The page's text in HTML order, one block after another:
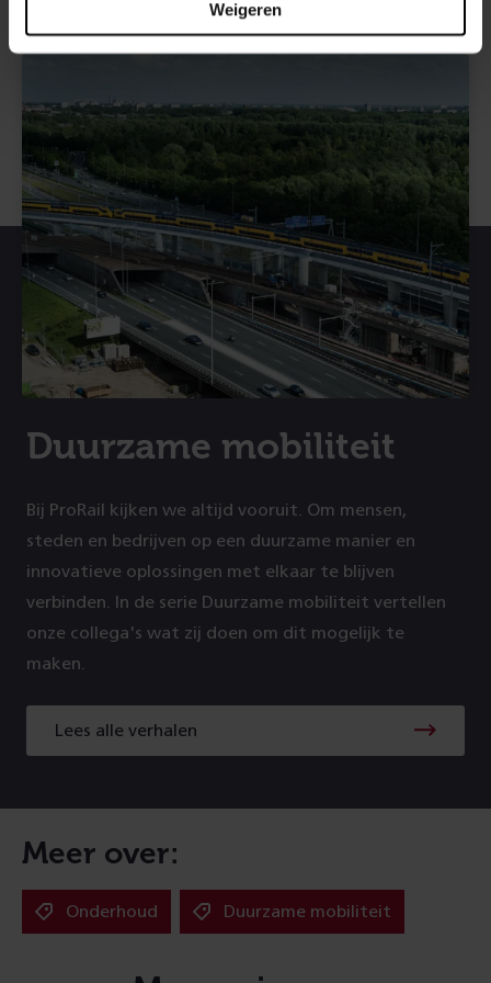
Weigeren
Instagramaccount van ProRail
Duurzame mobiliteit
Bij ProRail kijken we altijd vooruit. Om mensen,
steden en bedrijven op een duurzame manier en
innovatieve oplossingen met elkaar te blijven
verbinden. In de serie Duurzame mobiliteit vertellen
onze collega's wat zij doen om dit mogelijk te
maken.
Lees alle verhalen
Meer over:
Onderhoud Duurzame mobiliteit